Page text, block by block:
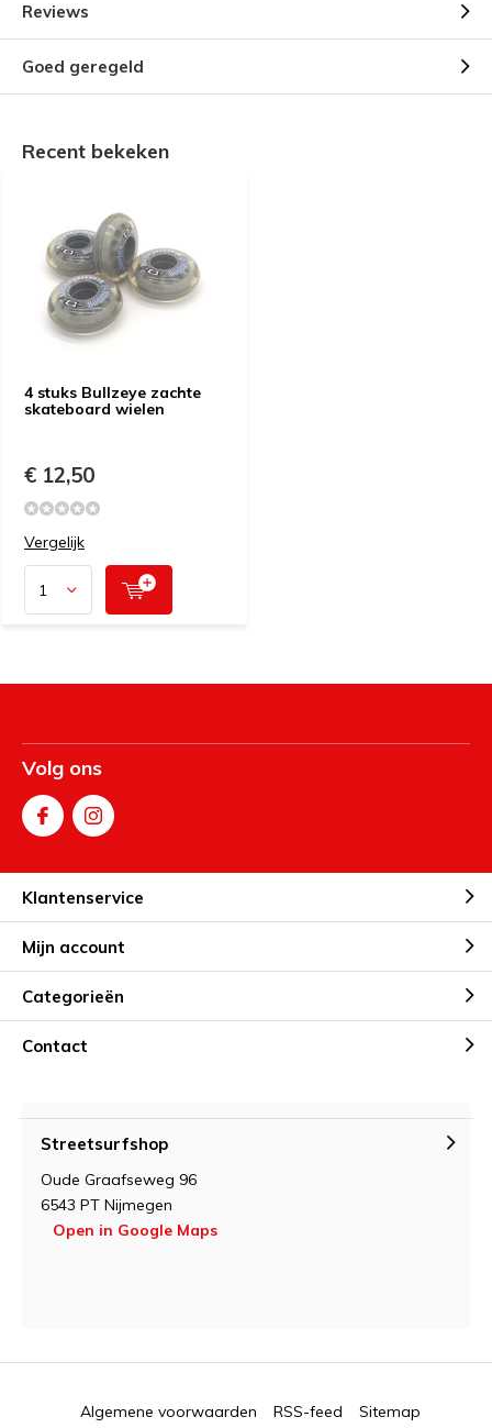
Reviews
Goed geregeld
Recent bekeken
4 stuks Bullzeye zachte
skateboard wielen
€ 12,50
Vergelijk
Volg ons
Klantenservice
Mijn account
Categorieën
Contact
Streetsurfshop
Oude Graafseweg 96
6543 PT Nijmegen
Open in Google Maps
Algemene voorwaarden RSS-feed Sitemap